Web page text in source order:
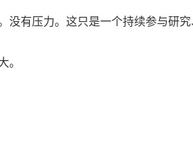
没有压力。这只是一个持续参与研